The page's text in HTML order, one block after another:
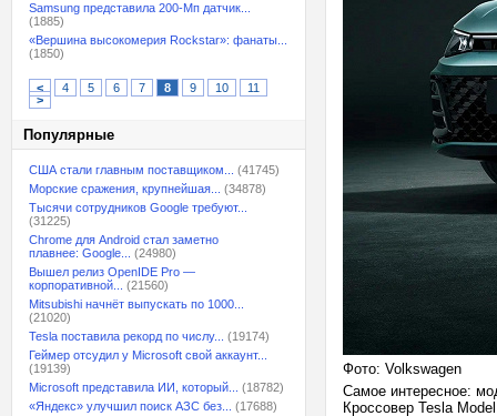
Samsung представила 200-Мп датчик...
(1885)
«Вершина высокомерия Rockstar»: фанаты...
(1850)
< 4 5 6 7 8 9 10
11
>
Популярные
США стали главным поставщиком...
(41745)
Морские сражения, крупнейшая...
(34878)
Тысячи сотрудников Google требуют...
(31225)
Chrome для Android стал заметно
плавнее: Google...
(24980)
Вышел релиз OpenIDE Pro —
корпоративной...
(21560)
Mitsubishi начнёт выпускать по 1000...
(21020)
Tesla поставила рекорд по числу...
(19174)
Геймер отсудил у Microsoft свой аккаунт...
(19139)
Microsoft представила ИИ, который...
(18782)
«Яндекс» улучшил поиск АЗС без...
(17688)
Фото: Volkswagen
Самое интересное:
Кроссовер Tesla